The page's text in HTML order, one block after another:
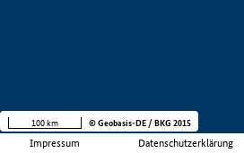
Impressum Datenschutzerklärung
100 km © Geobasis-DE / BKG 2015